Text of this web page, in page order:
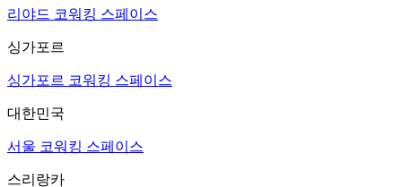
리야드 코워킹 스페이스
싱가포르
싱가포르 코워킹 스페이스
대한민국
서울 코워킹 스페이스
스리랑카